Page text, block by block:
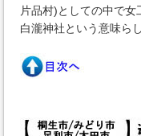
片品村)としての中で
白瀧神社という意味ら